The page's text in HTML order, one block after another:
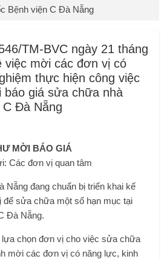
Bệnh viện C Đà Nẵng
TM-BVC ngày 21 tháng
việc mời các đơn vị có
thực hiện công việc
giá sửa chữa nhà
C Đà Nẵng
MỜI BÁO GIÁ
Các đơn vị quan tâm
đang chuẩn bị triển khai kế
để sửa chữa một số hạn mục tại
Đà Nẵng.
chọn đơn vị cho việc sửa chữa
mời các đơn vị có năng lực, kinh